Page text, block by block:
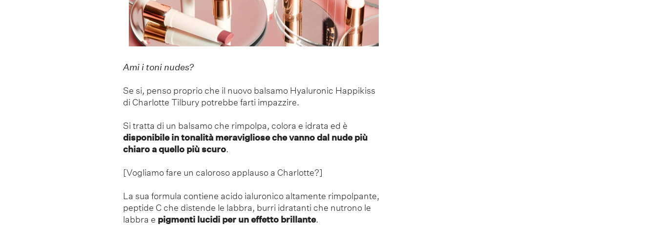
Ami i toni nudes?
Se si, penso proprio che il nuovo balsamo Hyaluronic Happikiss
di Charlotte Tilbury potrebbe farti impazzire.
Si tratta di un balsamo che rimpolpa, colora e idrata ed è
disponibile in tonalità meravigliose che vanno dal nude più
chiaro a quello più scuro.
[Vogliamo fare un caloroso applauso a Charlotte?]
La sua formula contiene acido ialuronico altamente rimpolpante,
peptide C che distende le labbra, burri idratanti che nutrono le
labbra e pigmenti lucidi per un effetto brillante.